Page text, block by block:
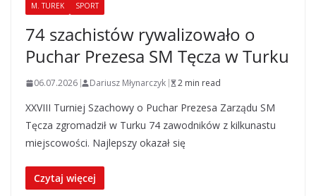
M. TUREK SPORT
74 szachistów rywalizowało o
Puchar Prezesa SM Tęcza w Turku
06.07.2026 Dariusz Młynarczyk 2 min read
XXVIII Turniej Szachowy o Puchar Prezesa Zarządu SM
Tęcza zgromadził w Turku 74 zawodników z kilkunastu
miejscowości. Najlepszy okazał się
Czytaj więcej